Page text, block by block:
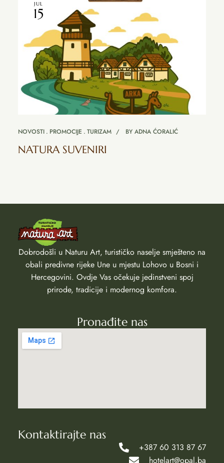
JUL
15
NOVOSTI PROMOCIJE TURIZAM BY ADNA ĆORALIĆ
NATURA SUVENIRI
Dobrodošli u Naturu Art, turističko naselje smješteno na
obali predivne rijeke Une u mjestu Lohovo u Bosni i
Hercegovini. Ovdje Vas očekuje jedinstveni spoj
prirode, tradicije i modernog komfora.
Pronađite nas
Kontaktirajte nas
+387 60 313 87 67
hotelart@opal.ba